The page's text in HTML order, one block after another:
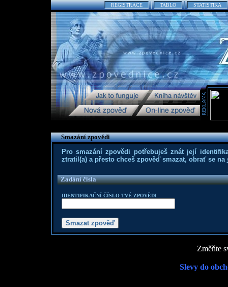
REGISTRACE TABLO STATISTIKA
Smazání zpovědi
Pro smazání zpovědi potřebuješ znát její
ztratil(a) a přesto chceš zpověď smazat, obrať se na
Zadání čísla
IDENTIFIKAČNÍ ČÍSLO TVÉ ZPOVĚDI
Změňte
Slevy do